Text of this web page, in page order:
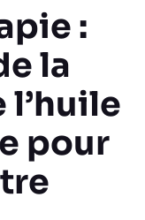
:
la
l’huile
pour